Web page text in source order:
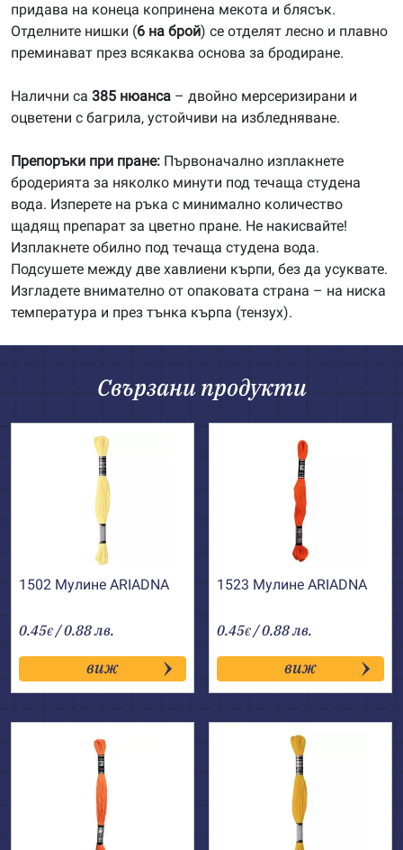
придава на конеца копринена мекота и блясък.
Отделните нишки (6 на брой) се отделят лесно и плавно
преминават през всякаква основа за бродиране.
Налични са 385 нюанса – двойно мерсеризирани и
оцветени с багрила, устойчиви на избледняване.
Препоръки при пране: Първоначално изплакнете
бродерията за няколко минути под течаща студена
вода. Изперете на ръка с минимално количество
щадящ препарат за цветно пране. Не накисвайте!
Изплакнете обилно под течаща студена вода.
Подсушете между две хавлиени кърпи, без да усуквате.
Изгладете внимателно от опаковата страна – на ниска
температура и през тънка кърпа (тензух).
Свързани продукти
1502 Мулине АRIADNA
0.45€ / 0.88 лв.
виж
1523 Мулине АRIADNA
0.45€ / 0.88 лв.
виж